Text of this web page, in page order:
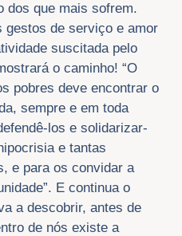
dos que mais sofrem.
gestos de serviço e amor
suscitada pelo
o caminho! “O
pobres deve encontrar o
sempre e em toda
los e solidarizar-
e tantas
e para os convidar a
E continua o
a descobrir, antes de
de nós existe a